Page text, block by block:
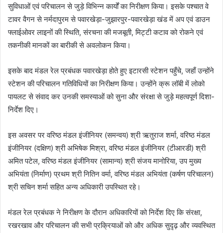
सुविधाओं एवं परिचालन से जुड़े विभिन्न कार्यों का निरीक्षण किया। इसके पश्चात वे
टावर वैगन से नर्मदापुरम से पवारखेड़ा-जुझारपुर-पवारखेड़ा खंड में अप एवं डाउन
फ्लाईओवर लाइनों की स्थिति, संरचना की मजबूती, मिट्टी कटाव को रोकने एवं
तकनीकी मानकों का बारीकी से अवलोकन किया।
इसके बाद मंडल रेल प्रबंधक पवारखेड़ा होते हुए इटारसी स्टेशन पहुँचे, जहाँ उन्होंने
स्टेशन की परिचालन गतिविधियों का निरीक्षण किया। उन्होंने क्रू लॉबी में लोको
पायलट से संवाद कर उनकी समस्याओं को सुना और संरक्षा से जुड़े महत्वपूर्ण दिशा-
निर्देश दिए।
इस अवसर पर वरिष्ठ मंडल इंजीनियर (समन्वय) श्री ऋतुराज शर्मा, वरिष्ठ मंडल
इंजीनियर (दक्षिण) श्री अभिषेक मिश्रा, वरिष्ठ मंडल इंजीनियर (टीआरडी) श्री
अमित पटेल, वरिष्ठ मंडल इंजीनियर (सामान्य) श्री संजय मानोरिया, उप मुख्य
अभियंता (निर्माण) प्रथम श्री नितिन वर्मा, वरिष्ठ मंडल अभियंता (कर्षण परिचालन)
श्री सचिन शर्मा सहित अन्य अधिकारी उपस्थित रहे।
मंडल रेल प्रबंधक ने निरीक्षण के दौरान अधिकारियों को निर्देश दिए कि संरक्षा,
रखरखाव और परिचालन की सभी प्रक्रियाओं को और अधिक सुदृढ़ और व्यवस्थित